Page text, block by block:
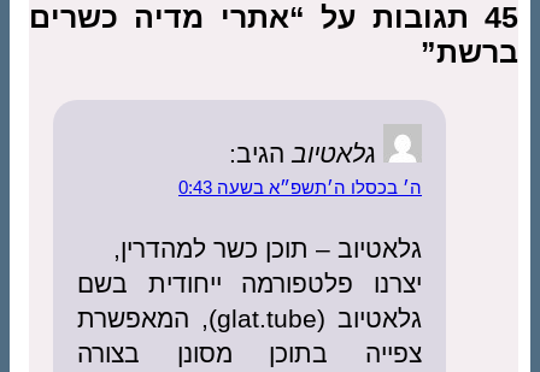
45 תגובות על “אתרי מדיה כשרים
ברשת”
גלאטיוב הגיב:
ה׳ בכסלו ה׳תשפ״א בשעה 0:43
גלאטיוב – תוכן כשר למהדרין,
יצרנו פלטפורמה ייחודית בשם
גלאטיוב (glat.tube), המאפשרת
צפייה בתוכן מסונן בצורה